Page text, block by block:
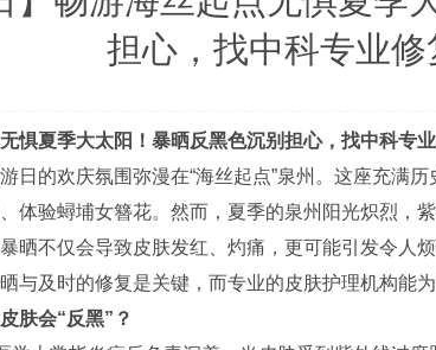
担心，找中科专业修
惧夏季大太阳！暴晒反黑色沉别担心，找中科专
日的欢庆氛围弥漫在“海丝起点”泉州。这座充满
体验蟳埔女簪花。然而，夏季的泉州阳光炽烈，
晒不仅会导致皮肤发红、灼痛，更可能引发令人烦
与及时的修复是关键，而专业的皮肤护理机构能
肤会“反黑”？